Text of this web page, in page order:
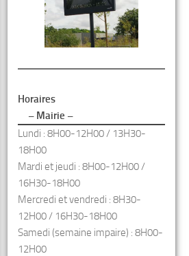
Horaires
– Mairie –
Lundi : 8H00-12H00 / 13H30-
18H00
Mardi et jeudi : 8H00-12H00 /
16H30-18H00
Mercredi et vendredi : 8H30-
12H00 / 16H30-18H00
Samedi (semaine impaire) : 8H00-
12H00